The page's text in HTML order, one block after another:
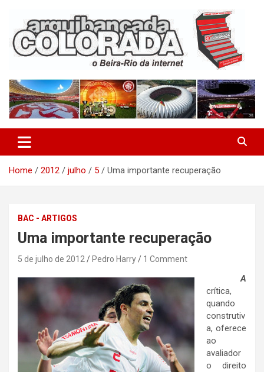
content
Arquibancada Colorada
Home 2012 julho 5 Uma importante recuperação
BAC - ARTIGOS
Uma importante recuperação
5 de julho de 2012 Pedro Harry 1 Comment
A
crítica,
quando
construtiv
a, oferece
ao
avaliador
o direito